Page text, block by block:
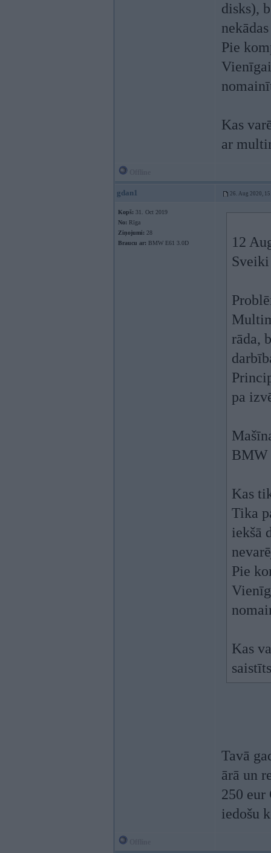
disks),
Pie
Kas
ar
gdan1 26. Aug 2020,
Kopš: 31. Oct 2019
No: Rīga
Ziņojumi: 28
Braucu ar: BMW E61 3.0D
12
Sveiki
rāda,
pa
BMW
Kas
Tika
iekšā
Pie
Kas
Tavā
ārā un
250 eur
iedošu